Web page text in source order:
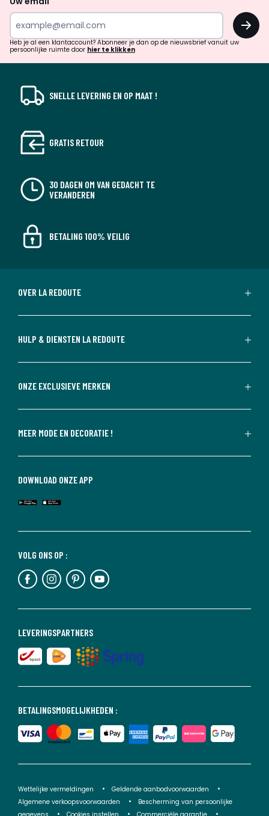
inspiratie
verrassingen?
OK
Heb je al een klantaccount? Abonneer je dan op de nieuwsbrief vanuit uw
persoonlijke ruimte door hier te klikken
SNELLE LEVERING EN OP MAAT !
GRATIS RETOUR
30 DAGEN OM VAN GEDACHT TE
VERANDEREN
BETALING 100% VEILIG
OVER LA REDOUTE
HULP & DIENSTEN LA REDOUTE
ONZE EXCLUSIEVE MERKEN
MEER MODE EN DECORATIE !
BETALINGSMOGELIJKHEDEN :
LEVERINGSPARTNERS
VOLG ONS OP :
DOWNLOAD ONZE APP
Wettelijke vermeldingen
Geldende aanbodvoorwaarden
Algemene verkoopsvoorwaarden
Bescherming van persoonlijke